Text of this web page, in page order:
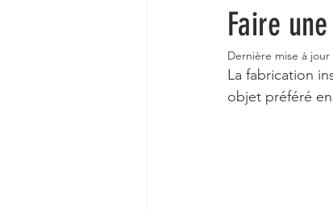
parfums d'intérieur BIO
Faire
Dernière mise à jour
La fabrication
objet préféré